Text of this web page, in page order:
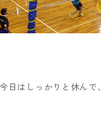
今日はしっかりと休んで